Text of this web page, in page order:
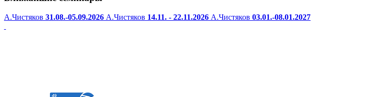
А.Чистяков 31.08.-05.09.2026 А.Чистяков 14.11. - 22.11.2026 А.Чистяков 03.01.-08.01.2027